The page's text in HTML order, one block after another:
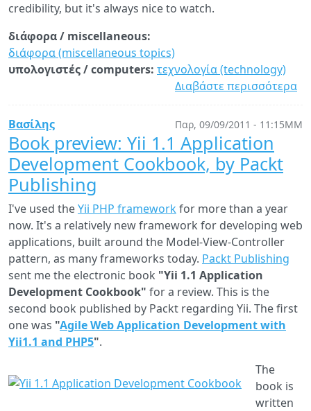
credibility, but it's always nice to watch.
διάφορα / miscellaneous:
διάφορα (miscellaneous topics)
υπολογιστές / computers: τεχνολογία (technology)
Διαβάστε περισσότερα
Παρ, 09/09/2011 - 11:15ΜΜ
Βασίλης
Book preview: Yii 1.1 Application
Development Cookbook, by Packt
Publishing
I've used theYii PHP frameworkfor more than a year
now. It's a relatively new framework for developing web
applications, built around the Model-View-Controller
pattern, as many frameworks today. Packt Publishing
sent me the electronic book "Yii 1.1 Application
Development Cookbook" for a review. This is the
second book published by Packt regarding Yii. The first
one was "Agile Web Application Development with
Yii1.1 and PHP5".
The
book is
written